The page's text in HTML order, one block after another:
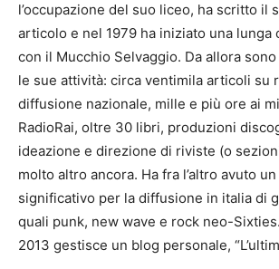
l’occupazione del suo liceo, ha scritto il
articolo e nel 1979 ha iniziato una lunga
con il Mucchio Selvaggio. Da allora
le sue attività: circa ventimila articoli su
diffusione nazionale, mille e più ore ai
RadioRai, oltre 30 libri, produzioni
ideazione e direzione di riviste (o
molto altro ancora. Ha fra l’altro avuto
significativo per la diffusione in italia di
quali punk, new wave e rock neo-
2013 gestisce un blog personale,